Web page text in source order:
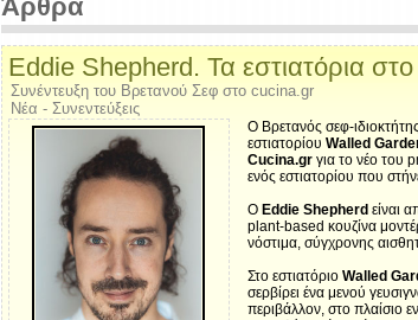
Άρθρα
Eddie Shepherd. Τα εστιατόρια στο
Συνέντευξη του Βρετανού Σεφ στο cucina.gr
Νέα - Συνεντεύξεις
O Βρετανός σεφ-
εστιατορίου Walled
Cucina.gr για το νέο του
ενός εστιατορίου που
Ο Eddie Shepherd είναι
plant-based κουζίνα
νόστιμα, σύγχρονης
Στο εστιατόριο Walled
σερβίρει ένα μενού
περιβάλλον, στο πλαίσιο